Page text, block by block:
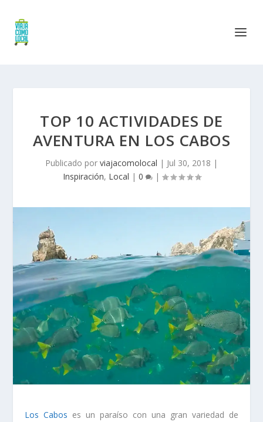
TOP 10 ACTIVIDADES DE
AVENTURA EN LOS CABOS
Publicado por viajacomolocal | Jul 30, 2018 |
Inspiración, Local | 0 |
Los Cabos es un paraíso con una gran variedad de